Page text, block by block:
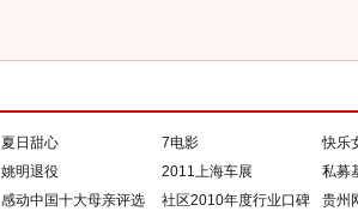
夏日甜心 7电影
快乐
姚明退役 2011上海车展
私募
感动中国十大母亲评选
社区2010年度行业口碑
贵州